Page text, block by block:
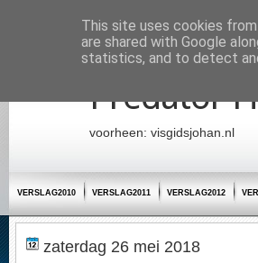
Startpagina
Predator
voorheen: visgidsjohan.nl
VERSLAG2010 VERSLAG2011 VERSLAG2012
zaterdag 26 mei 2018
This site uses cookies
are shared with Google
statistics, and to detect